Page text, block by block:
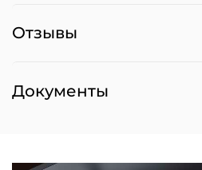
Отзывы
Документы